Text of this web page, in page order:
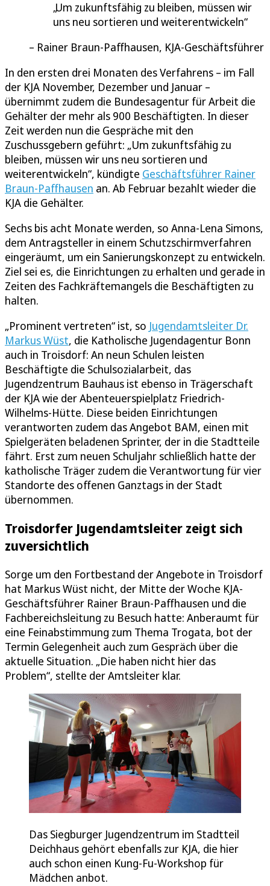
Um zukunftsfähig zu bleiben, müssen wir
uns neu sortieren und weiterentwickeln
Rainer Braun-Paffhausen, KJA-Geschäftsführer
In den ersten drei Monaten des Verfahrens – im Fall
der KJA November, Dezember und Januar –
übernimmt zudem die Bundesagentur für Arbeit die
Gehälter der mehr als 900 Beschäftigten. In dieser
Zeit werden nun die Gespräche mit den
Zuschussgebern geführt: „Um zukunftsfähig zu
bleiben, müssen wir uns neu sortieren und
weiterentwickeln“, kündigte Geschäftsführer Rainer
Braun-Paffhausen an. Ab Februar bezahlt wieder die
KJA die Gehälter.
Sechs bis acht Monate werden, so Anna-Lena Simons,
dem Antragsteller in einem Schutzschirmverfahren
eingeräumt, um ein Sanierungskonzept zu entwickeln.
Ziel sei es, die Einrichtungen zu erhalten und gerade in
Zeiten des Fachkräftemangels die Beschäftigten zu
halten.
„Prominent vertreten“ ist, so Jugendamtsleiter Dr.
Markus Wüst, die Katholische Jugendagentur Bonn
auch in Troisdorf: An neun Schulen leisten
Beschäftigte die Schulsozialarbeit, das
Jugendzentrum Bauhaus ist ebenso in Trägerschaft
der KJA wie der Abenteuerspielplatz Friedrich-
Wilhelms-Hütte. Diese beiden Einrichtungen
verantworten zudem das Angebot BAM, einen mit
Spielgeräten beladenen Sprinter, der in die Stadtteile
fährt. Erst zum neuen Schuljahr schließlich hatte der
katholische Träger zudem die Verantwortung für vier
Standorte des offenen Ganztags in der Stadt
übernommen.
Troisdorfer Jugendamtsleiter zeigt sich
zuversichtlich
Sorge um den Fortbestand der Angebote in Troisdorf
hat Markus Wüst nicht, der Mitte der Woche KJA-
Geschäftsführer Rainer Braun-Paffhausen und die
Fachbereichsleitung zu Besuch hatte: Anberaumt für
eine Feinabstimmung zum Thema Trogata, bot der
Termin Gelegenheit auch zum Gespräch über die
aktuelle Situation. „Die haben nicht hier das
Problem“, stellte der Amtsleiter klar.
Das Siegburger Jugendzentrum im Stadtteil
Deichhaus gehört ebenfalls zur KJA, die hier
auch schon einen Kung-Fu-Workshop für
Mädchen anbot.